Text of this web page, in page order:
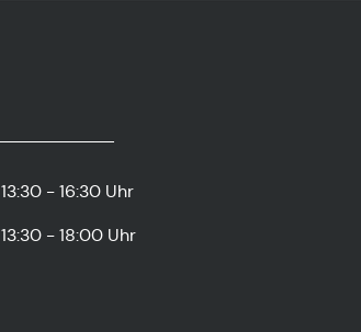
13:30 - 16:30 Uhr
13:30 - 18:00 Uhr